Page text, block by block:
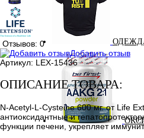
Отзывов: 0
Добавить отзыв
Артикул: LEX-15436
ОПИСАНИЕ ТОВАРА:
N-Acetyl-L-Cysteine 600 мг. от Life
антиоксидантные и
функции печени, укрепляет